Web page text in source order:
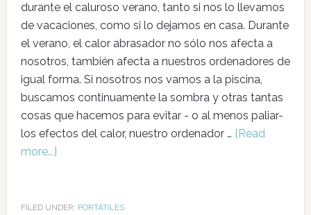
durante el caluroso verano, tanto si nos lo llevamos
de vacaciones, como si lo dejamos en casa. Durante
el verano, el calor abrasador no sólo nos afecta a
nosotros, también afecta a nuestros ordenadores de
igual forma. Si nosotros nos vamos a la piscina,
buscamos continuamente la sombra y otras tantas
cosas que hacemos para evitar - o al menos paliar-
los efectos del calor, nuestro ordenador … [Read
more...]
FILED UNDER: PORTÁTILES